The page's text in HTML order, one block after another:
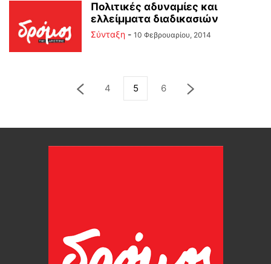
Πολιτικές αδυναμίες και
ελλείμματα διαδικασιών
Σύνταξη - 10 Φεβρουαρίου, 2014
4 5 6